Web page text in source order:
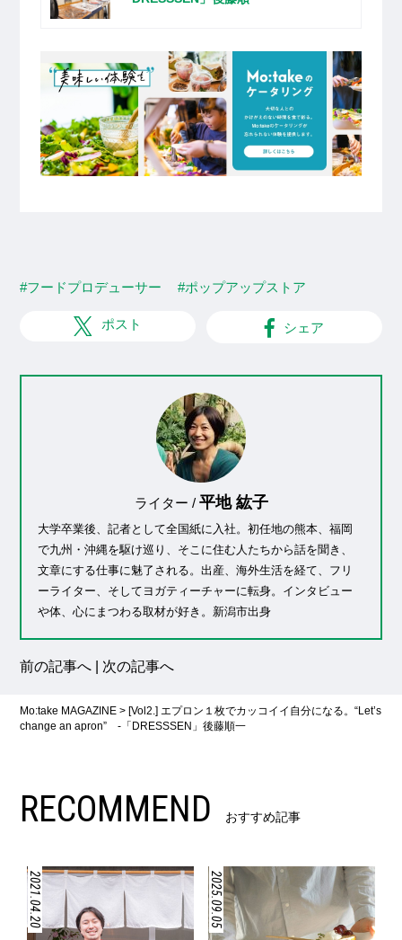
#フードプロデューサー #ポップアップストア
ポスト シェア
ライター / 平地 紘子
大学卒業後、記者として全国紙に入社。初任地の熊本、福岡
で九州・沖縄を駆け巡り、そこに住む人たちから話を聞き、
文章にする仕事に魅了される。出産、海外生活を経て、フリ
ーライター、そしてヨガティーチャーに転身。インタビュー
や体、心にまつわる取材が好き。新潟市出身
前の記事へ 次の記事へ
Mo:take MAGAZINE >[Vol2.] エプロン１枚でカッコイイ自分になる。“Let’s
change an apron” -「DRESSSEN」後藤順一
RECOMMEND おすすめ記事
2021.04.20 2025.09.05